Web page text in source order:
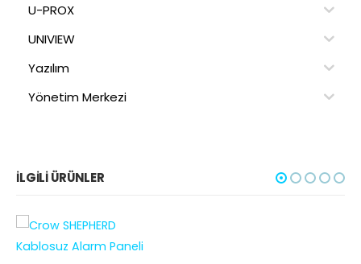
U-PROX
UNIVIEW
Yazılım
Yönetim Merkezi
İLGILI ÜRÜNLER